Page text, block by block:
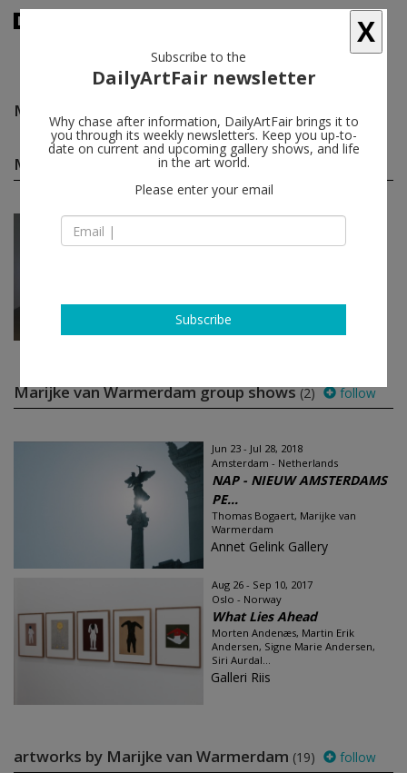
Marijke van Warmerdam
Marijke van Warmerdam solo shows
Mar 25 - Apr 29, 2017
Marijke van Warmerdam
Marijke van Warmerdam group shows(2) follow
Jun 23 - Jul 28, 2018
Amsterdam - Netherlands
NAP - NIEUW AMSTERDAMS
PE...
Thomas Bogaert, Marijke van
Warmerdam
Annet Gelink Gallery
Aug 26 - Sep 10, 2017
Oslo - Norway
What Lies Ahead
Morten Andenæs, Martin Erik
Andersen, Signe Marie Andersen,
Siri Aurdal...
Galleri Riis
artworks by Marijke van Warmerdam (19) follow
X
Subscribe to the
DailyArtFair newsletter
Why chase after information, DailyArtFair brings it to
you through its weekly newsletters. Keep you up-to-
date on current and upcoming gallery shows, and life
in the art world.
Please enter your email
Subscribe